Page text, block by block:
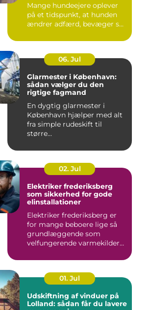
Mange hundeejere oplever
på et tidspunkt, at hunden
ændrer adfærd, bevæger s...
06. Jul
Glarmester i København:
sådan vælger du den
rigtige fagmand
En dygtig glarmester i
København hjælper med alt
fra simple rudeskift til
større...
02. Jul
Elektriker frederiksberg
som sikkerhed for gode
elinstallationer
Elektriker frederiksberg er
for mange beboere lige så
grundlæggende som
velfungerende varmekilder
01. Jul
Udskiftning af vinduer på
Lolland: sådan får du lavere